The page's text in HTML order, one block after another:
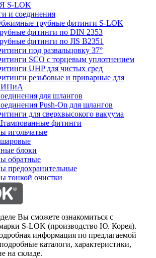
S-LOK
и соединения
трубные фитинги S-LOK
фитинги по DIN 2353
фитинги по JIS B2351
под развальцовку 37°
SCO с торцевым уплотнением
UHP для чистых сред
резьбовые и приварные для
для шлангов
Push-On для шлангов
для сверхвысокого вакуума
фитинги
игольчатые
блоки
обратные
предохранительные
тонкой очистки
Вы сможете ознакомиться с
S-LOK (производство Ю. Корея).
информация по предлагаемой
каталоги, характеристики,
на складе.